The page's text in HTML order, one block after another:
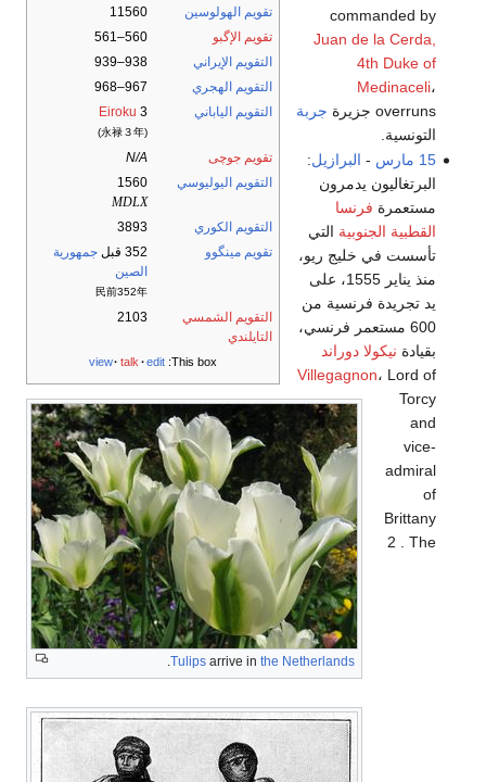
تقويم الهولوسين
11560
تقويم الإگبو
560–561
التقويم الإيراني
938–939
التقويم الهجري
967–968
التقويم الياباني
Eiroku 3
(永禄３年)
تقويم جوچى
N/A
التقويم اليوليوسي
1560
MDLX
التقويم الكوري
3893
تقويم مينگوو
352 قبل
جمهورية
الصين
民前352年
التقويم الشمسي
التايلندي
2103
This box:
view talk edit
Tulips arrive in the Netherlands
.
commanded by
Juan de la Cerda,
4th Duke of
Medinaceli،
overruns جزيرة
جربة
التونسية.
15 مارس
- البرازيل:
البرتغاليون يدمرون
مستعمرة فرنسا
القطبية الجنوبية التي
تأسست في خليج ريو،
منذ يناير 1555، على
يد تجريدة فرنسية من
600 مستعمر فرنسي،
بقيادة نيكولا دوراند
Villegagnon، Lord of
Torcy
and
vice-
admiral
of
Brittany
2 . The